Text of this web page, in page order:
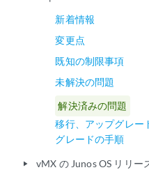
新着情報
変更点
既知の制限事項
未解決の問題
解決済みの問題
移行、アップグレー
グレードの手順
play_arrow vMX の Junos OS リリー